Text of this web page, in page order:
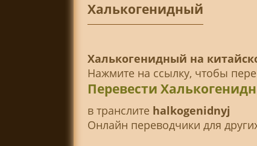
Халькогенидный
Халькогенидный на
Нажмите на ссылку, чтобы
Перевести
в транслитe halkogenidnyj
Онлайн переводчики для